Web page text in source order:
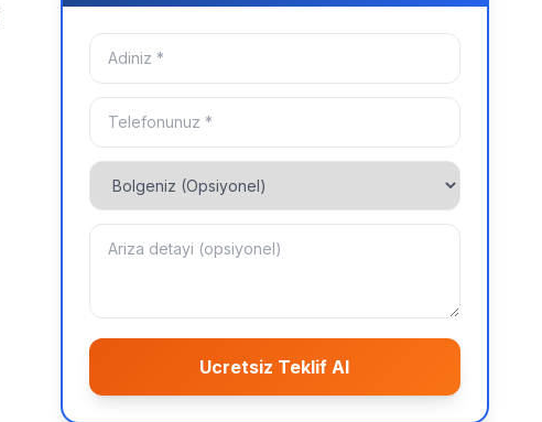
Ucretsiz Teklif Al